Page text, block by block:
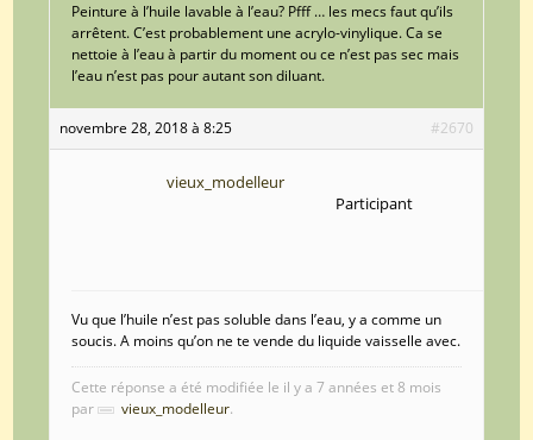
Peinture à l’huile lavable à l’eau? Pfff … les mecs faut qu’ils
arrêtent. C’est probablement une acrylo-vinylique. Ca se
nettoie à l’eau à partir du moment ou ce n’est pas sec mais
l’eau n’est pas pour autant son diluant.
novembre 28, 2018 à 8:25 #2670
vieux_modelleur
Participant
Vu que l’huile n’est pas soluble dans l’eau, y a comme un
soucis. A moins qu’on ne te vende du liquide vaisselle avec.
Cette réponse a été modifiée le il y a 7 années et 8 mois
par
vieux_modelleur.